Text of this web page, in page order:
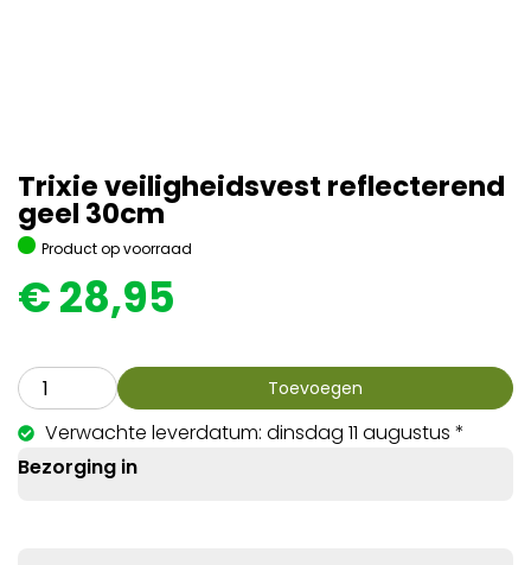
Trixie veiligheidsvest reflecterend
geel 30cm
Product op voorraad
€28,95
Toevoegen
Verwachte leverdatum: dinsdag 11 augustus *
Bezorging in